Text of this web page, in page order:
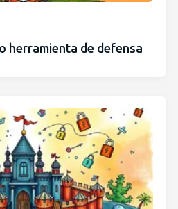
herramienta de defensa